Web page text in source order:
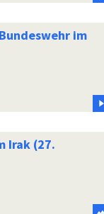
im
Irak (27.